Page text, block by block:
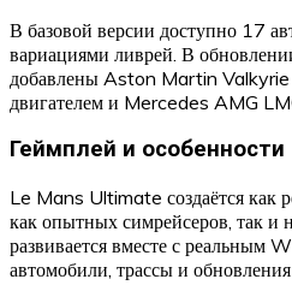
В базовой версии доступно 17
вариациями ливрей. В
добавлены Aston Martin
двигателем и Mercedes AMG
Геймплей и особенности
Le Mans Ultimate создаётся как
как опытных симрейсеров, так и
развивается вместе с реальным
автомобили, трассы и обновления